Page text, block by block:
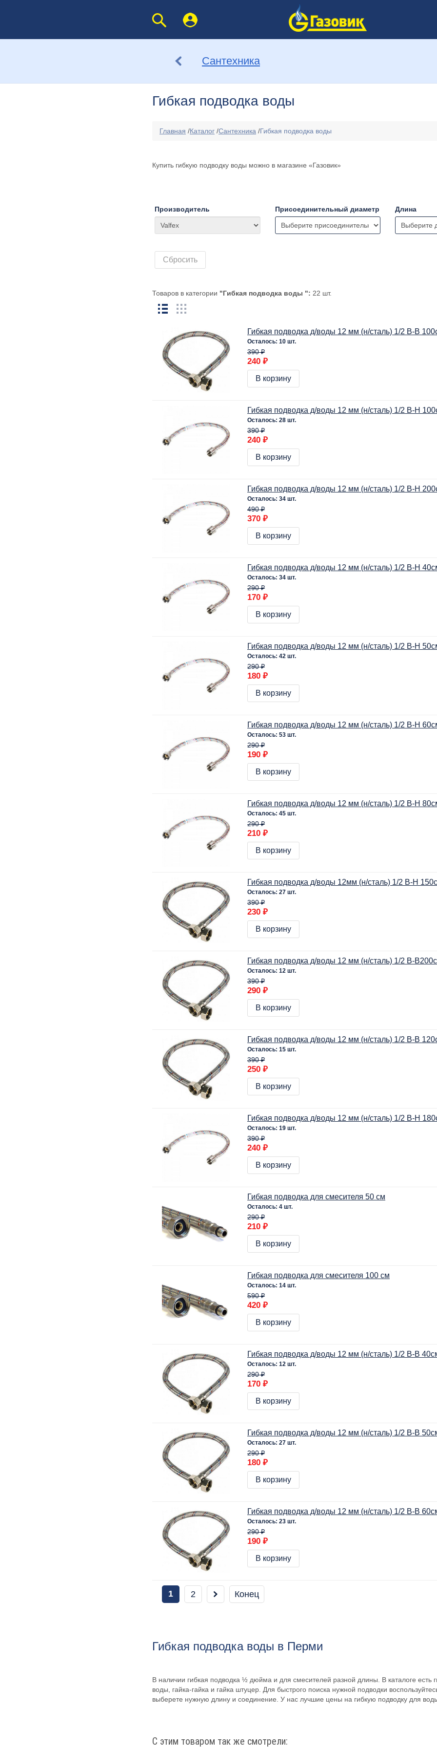
Сантехника
Гибкая подводка воды
Главная /Каталог /Сантехника /Гибкая подводка воды
Купить гибкую подводку воды можно в магазине «Газовик»
Производитель Присоединительный диаметр Длина
Сбросить
Товаров в категории "Гибкая подводка воды ": 22 шт.
Гибкая подводка д/воды 12 мм (н/сталь) 1/2 В-В
Осталось: 10 шт.
390 ₽
240 ₽
В корзину
Гибкая подводка д/воды 12 мм (н/сталь) 1/2 В-Н
Осталось: 28 шт.
390 ₽
240 ₽
В корзину
Гибкая подводка д/воды 12 мм (н/сталь) 1/2 В-Н
Осталось: 34 шт.
490 ₽
370 ₽
В корзину
Гибкая подводка д/воды 12 мм (н/сталь) 1/2 В-Н
Осталось: 34 шт.
290 ₽
170 ₽
В корзину
Гибкая подводка д/воды 12 мм (н/сталь) 1/2 В-Н
Осталось: 42 шт.
290 ₽
180 ₽
В корзину
Гибкая подводка д/воды 12 мм (н/сталь) 1/2 В-Н
Осталось: 53 шт.
290 ₽
190 ₽
В корзину
Гибкая подводка д/воды 12 мм (н/сталь) 1/2 В-Н
Осталось: 45 шт.
290 ₽
210 ₽
В корзину
Гибкая подводка д/воды 12мм (н/сталь) 1/2 В-Н
Осталось: 27 шт.
390 ₽
230 ₽
В корзину
Гибкая подводка д/воды 12 мм (н/сталь) 1/2 В-
Осталось: 12 шт.
390 ₽
290 ₽
В корзину
Гибкая подводка д/воды 12 мм (н/сталь) 1/2 В-В
Осталось: 15 шт.
390 ₽
250 ₽
В корзину
Гибкая подводка д/воды 12 мм (н/сталь) 1/2 В-Н
Осталось: 19 шт.
390 ₽
240 ₽
В корзину
Гибкая подводка для смесителя 50 см
Осталось: 4 шт.
290 ₽
210 ₽
В корзину
Гибкая подводка для смесителя 100 см
Осталось: 14 шт.
590 ₽
420 ₽
В корзину
Гибкая подводка д/воды 12 мм (н/сталь) 1/2 В-В
Осталось: 12 шт.
290 ₽
170 ₽
В корзину
Гибкая подводка д/воды 12 мм (н/сталь) 1/2 В-В
Осталось: 27 шт.
290 ₽
180 ₽
В корзину
Гибкая подводка д/воды 12 мм (н/сталь) 1/2 В-В
Осталось: 23 шт.
290 ₽
190 ₽
В корзину
1 2 Конец
Гибкая подводка воды в Перми
В наличии гибкая подводка ½ дюйма и для смесителей разной длины. В каталоге есть
воды, гайка-гайка и гайка штуцер. Для быстрого поиска нужной подводки
выберете нужную длину и соединение. У нас лучшие цены на гибкую подводку для
С этим товаром так же смотрели: